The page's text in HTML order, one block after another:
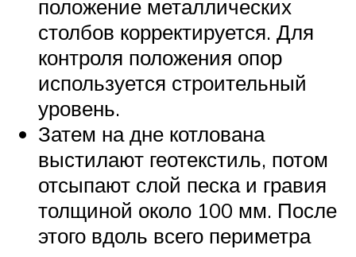
положение металлических
столбов корректируется. Для
контроля положения опор
используется строительный
уровень.
Затем на дне котлована
выстилают геотекстиль, потом
отсыпают слой песка и гравия
толщиной около 100 мм. После
этого вдоль всего периметра